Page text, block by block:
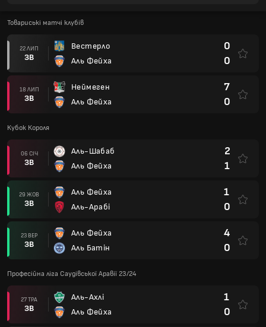
Товариські матчі клубів
22 ЛИП
ЗВ
Вестерло
Аль Фейха
0
0
18 ЛИП
ЗВ
Неймеген
Аль Фейха
7
0
Кубок Короля
06 СІЧ
ЗВ
Аль-Шабаб
Аль Фейха
2
1
29 ЖОВ
ЗВ
Аль Фейха
Аль-Арабі
1
0
23 ВЕР
ЗВ
Аль Фейха
Аль Батін
4
0
Професійна ліга Саудівської Аравії 23/24
27 ТРА
ЗВ
Аль-Ахлі
Аль Фейха
1
0